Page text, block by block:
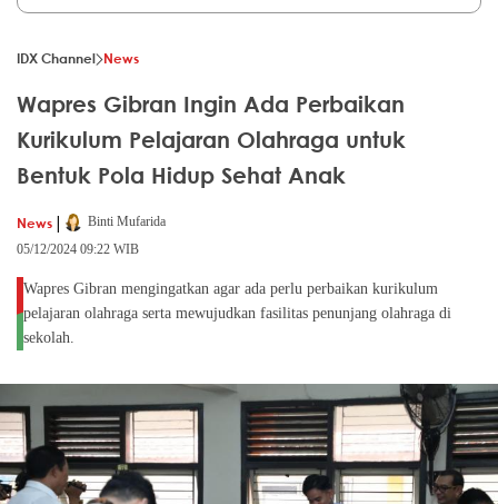
IDX Channel News
Wapres Gibran Ingin Ada Perbaikan
Kurikulum Pelajaran Olahraga untuk
Bentuk Pola Hidup Sehat Anak
News |
Binti Mufarida
05/12/2024 09:22 WIB
Wapres Gibran mengingatkan agar ada perlu perbaikan kurikulum
pelajaran olahraga serta mewujudkan fasilitas penunjang olahraga di
sekolah.